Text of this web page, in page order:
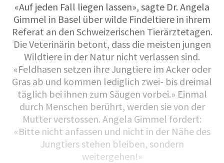
«Auf jeden Fall liegen lassen», sagte Dr. Angela
Gimmel in Basel über wilde Findeltiere in ihrem
Referat an den Schweizerischen Tierärztetagen.
Die Veterinärin betont, dass die meisten jungen
Wildtiere in der Natur nicht verlassen sind.
«Feldhasen setzen ihre Jungtiere im Acker oder
Gras ab und kommen lediglich zwei- bis dreimal
täglich bei ihnen zum Säugen vorbei.» Einmal
durch Menschen berührt, werden sie von der
Mutter verstossen. Angela Gimmel fordert:
«Bitte nicht anfassen und nicht in der Nähe des
Jungtiers stehen bleiben, sondern
weitergehen!»